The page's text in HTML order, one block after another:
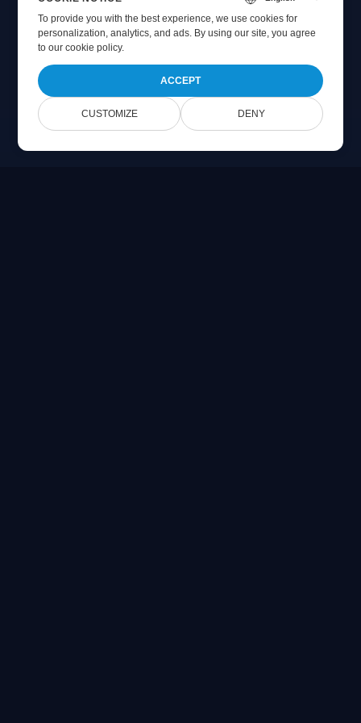
To provide you with the best experience, we use cookies for
personalization, analytics, and ads. By using our site, you agree
toour cookie policy.
ACCEPT
CUSTOMIZE DENY